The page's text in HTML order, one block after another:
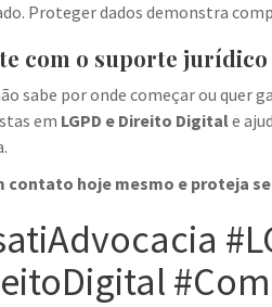
Proteger dados demonstra
com o suporte
sabe por onde começar ou quer
em LGPD e Direito Digitale
contato hoje mesmo e proteja